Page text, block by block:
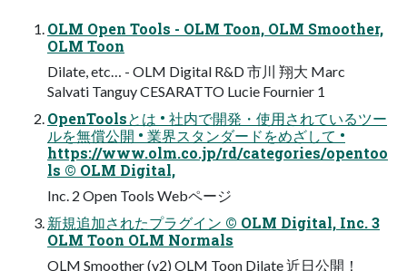
OLM Open Tools - OLM Toon, OLM Smoother,
OLM Toon
Dilate, etc… - OLM Digital R&D 市川 翔大 Marc
Salvati Tanguy CESARATTO Lucie Fournier 1
OpenToolsとは • 社内で開発・使用されているツー
ルを無償公開 • 業界スタンダードをめざして •
https://www.olm.co.jp/rd/categories/opentoo
ls © OLM Digital,
Inc. 2 Open Tools Webページ
新規追加されたプラグイン © OLM Digital, Inc. 3
OLM Toon OLM Normals
OLM Smoother (v2) OLM Toon Dilate 近日公開！